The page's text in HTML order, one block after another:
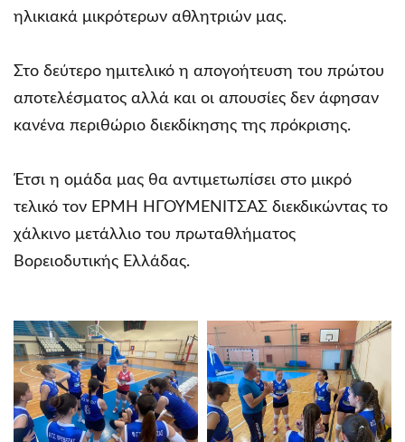
ηλικιακά μικρότερων αθλητριών μας.
Στο δεύτερο ημιτελικό η απογοήτευση του πρώτου
αποτελέσματος αλλά και οι απουσίες δεν άφησαν
κανένα περιθώριο διεκδίκησης της πρόκρισης.
Έτσι η ομάδα μας θα αντιμετωπίσει στο μικρό
τελικό τον ΕΡΜΗ ΗΓΟΥΜΕΝΊΤΣΑΣ διεκδικώντας το
χάλκινο μετάλλιο του πρωταθλήματος
Βορειοδυτικής Ελλάδας.